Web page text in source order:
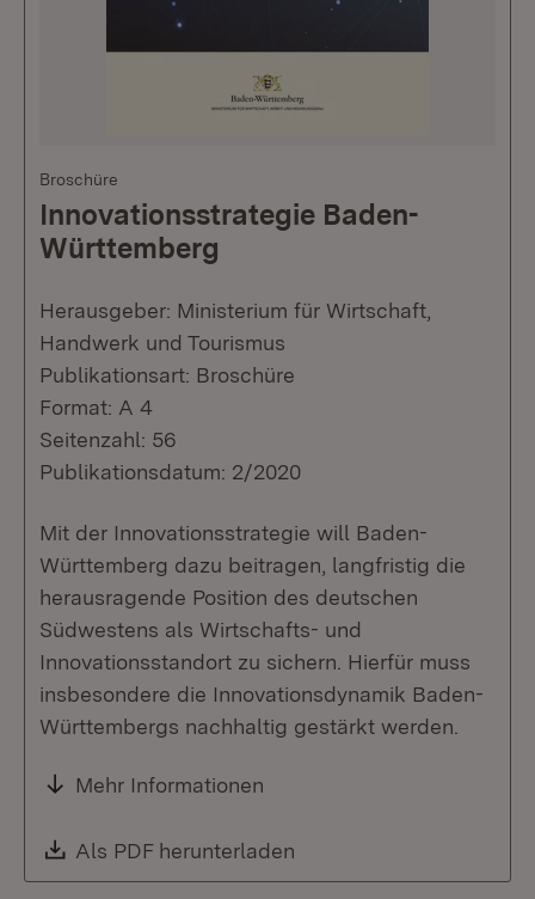
Broschüre
Innovationsstrategie Baden-
Württemberg
Herausgeber: Ministerium für Wirtschaft,
Handwerk und Tourismus
Publikationsart: Broschüre
Format: A 4
Seitenzahl: 56
Publikationsdatum: 2/2020
Mit der Innovationsstrategie will Baden-
Württemberg dazu beitragen, langfristig die
herausragende Position des deutschen
Südwestens als Wirtschafts- und
Innovationsstandort zu sichern. Hierfür muss
insbesondere die Innovationsdynamik Baden-
Württembergs nachhaltig gestärkt werden.
Mehr Informationen
Download:
Als PDF herunterladen